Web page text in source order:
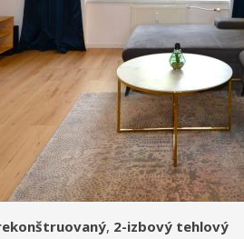
, 2-izbový tehlový